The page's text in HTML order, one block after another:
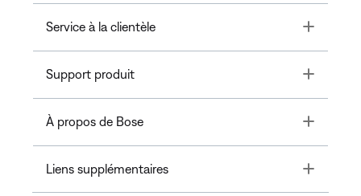
Service à la clientèle Toggle
Support produit Toggle
À propos de Bose Toggle
Liens supplémentaires Toggle